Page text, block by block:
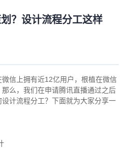
？设计流程分工这样
信上拥有近12亿用户，根植在微信
那么，我们在申请腾讯直播通过之后
计流程分工？下面就为大家分享一